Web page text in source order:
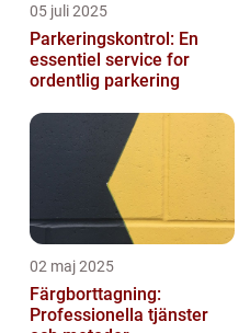
05 juli 2025
Parkeringskontrol: En
essentiel service for
ordentlig parkering
02 maj 2025
Färgborttagning:
Professionella tjänster